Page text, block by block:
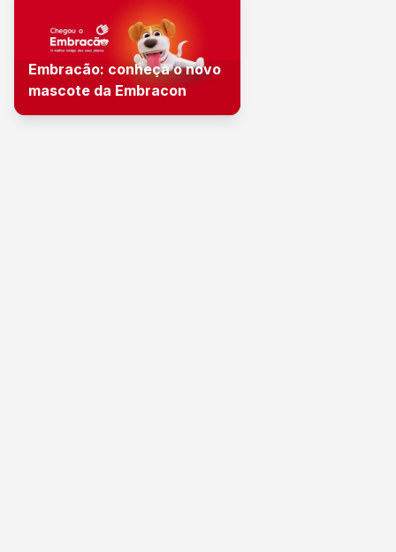
Embracão: conheça o novo
mascote da Embracon